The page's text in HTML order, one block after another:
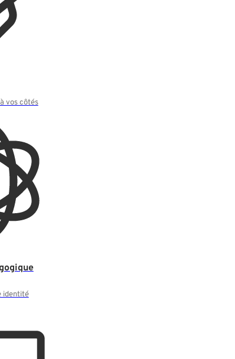
vos côtés
identité